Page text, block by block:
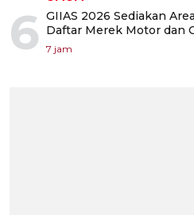
6 GIIAS 2026 Sediakan
Daftar Merek Motor dan
7 jam